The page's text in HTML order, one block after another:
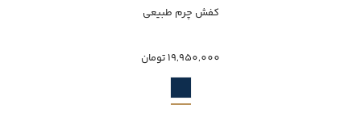
ناموجود
کفش چرم طبیعی
19,950,000 تومان